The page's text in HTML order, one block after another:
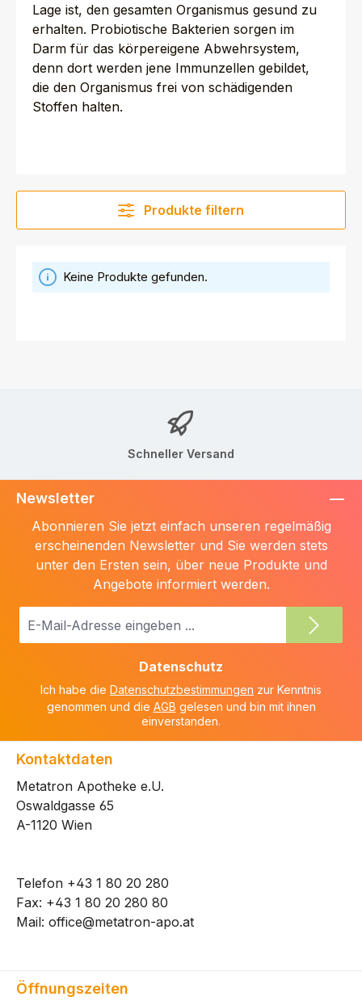
Lage ist, den gesamten Organismus gesund zu
erhalten. Probiotische Bakterien sorgen im
Darm für das körpereigene Abwehrsystem,
denn dort werden jene Immunzellen gebildet,
die den Organismus frei von schädigenden
Stoffen halten.
Produkte filtern
Keine Produkte gefunden.
Schneller Versand
Newsletter
Abonnieren Sie jetzt einfach unseren regelmäßig
erscheinenden Newsletter und Sie werden stets
unter den Ersten sein, über neue Produkte und
Angebote informiert werden.
E-
Datenschutz
Ich habe die Datenschutzbestimmungen zur Kenntnis
genommen und die AGB gelesen und bin mit ihnen
einverstanden.
Kontaktdaten
Metatron Apotheke e.U.
Oswaldgasse 65
A-1120 Wien
Telefon +43 1 80 20 280
Fax: +43 1 80 20 280 80
Mail: office@metatron-apo.at
Öffnungszeiten